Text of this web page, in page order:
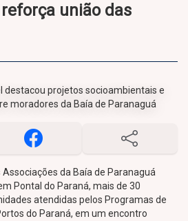
união das
destacou projetos socioambientais e
moradores da Baía de Paranaguá
da Baía de Paranaguá
Pontal do Paraná, mais de 30
atendidas pelos Programas de
do Paraná, em um encontro